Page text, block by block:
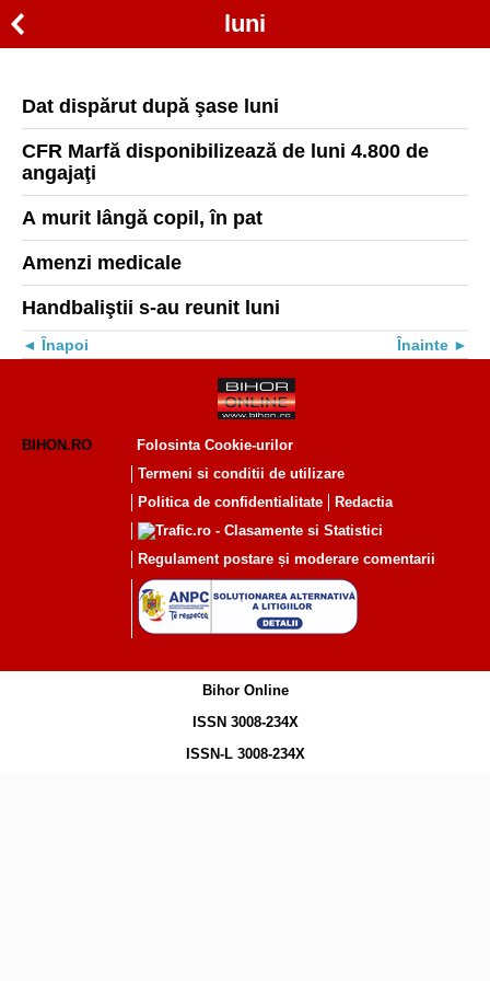
luni
Dat dispărut după şase luni
CFR Marfă disponibilizează de luni 4.800 de
angajaţi
A murit lângă copil, în pat
Amenzi medicale
Handbaliştii s-au reunit luni
Înapoi Înainte
BIHON.RO
Folosinta Cookie-urilor
Termeni si conditii de utilizare
Politica de confidentialitate
Redactia
Regulament postare și moderare comentarii
Bihor Online
ISSN 3008-234X
ISSN-L 3008-234X